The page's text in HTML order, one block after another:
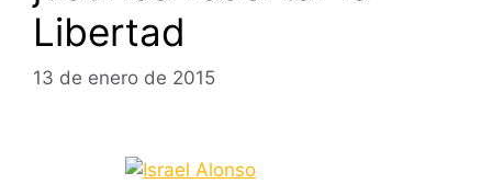
Libertad
13 de enero de 2015